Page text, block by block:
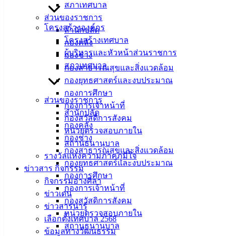
สภาเทศบาล
ส่วนของราชการ
สำนักปลัด
กองคลัง
กองช่าง
กองสาธารณสุขและสิ่งแวดล้อม
กองยุทธศาสตร์และงบประมาณ
กองการศึกษา
กองการเจ้าหน้าที่
กองสวัสดิการสังคม
หน่วยตรวจสอบภายใน
สถานธนานุบาล
รางวัลแห่งความภาคภูมิใจ
ข่าวสาร กิจกรรม
กิจกรรมอ่างศิลา
ข่าวเด่น
ข่าวสารน่ารู้
เลือกตั้งเทศบาล 2568
ข้อมูลทางวัฒนธรรม
โครงสร้างองค์กร
โครงสร้างเทศบาล
ผู้บริหารและหัวหน้าส่วนราชการ
สภาเทศบาล
ส่วนของราชการ
สำนักปลัด
กองคลัง
กองช่าง
กองสาธารณสุขและสิ่งแวดล้อม
กองยุทธศาสตร์และงบประมาณ
กองการศึกษา
กองการเจ้าหน้าที่
กองสวัสดิการสังคม
หน่วยตรวจสอบภายใน
สถานธนานุบาล